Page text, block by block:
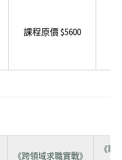
課程原價 $5600
《跨領域求職實戰》
《職